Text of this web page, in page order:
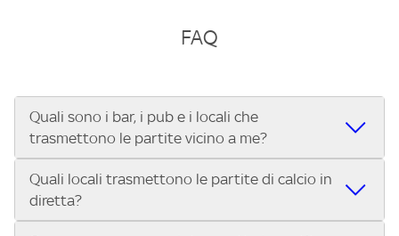
FAQ
Quali sono i bar, i pub e i locali che
trasmettono le partite vicino a me?
Se cerchi un bar, pub, ristorante o locale vicino a te per
vedere le partite di Serie A ENILIVE, la Serie C Sky Wifi, la
UEFA Champions League, la UEFA Europa League, la UEFA
Quali locali trasmettono le partite di calcio in
diretta?